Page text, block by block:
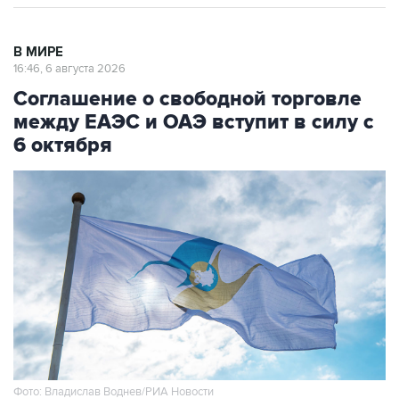
В МИРЕ
16:46, 6 августа 2026
Соглашение о свободной торговле
между ЕАЭС и ОАЭ вступит в силу с
6 октября
Фото: Владислав Воднев/РИА Новости